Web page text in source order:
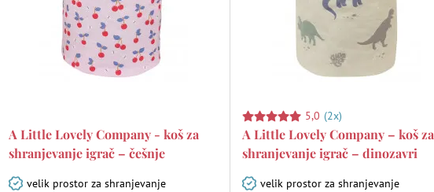
A Little Lovely Company - koš za
shranjevanje igrač – češnje
velik prostor za shranjevanje
5,0 (2x)
A Little Lovely Company – koš za
shranjevanje igrač – dinozavri
velik prostor za shranjevanje